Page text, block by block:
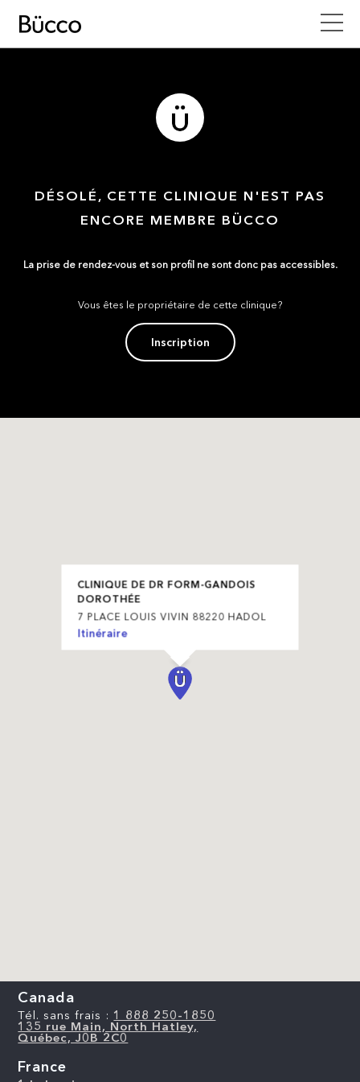
DÉSOLÉ, CETTE CLINIQUE N'EST PAS
ENCORE MEMBRE BÜCCO
La prise de rendez-vous et son profil ne sont donc pas accessibles.
Vous êtes le propriétaire de cette clinique?
Inscription
CLINIQUE DE DR FORM-GANDOIS
DOROTHÉE
7 PLACE LOUIS VIVIN 88220 HADOL
Itinéraire
Canada
Tél. sans frais : 1 888 250-1850
135 rue Main, North Hatley,
Québec, J0B 2C0
France